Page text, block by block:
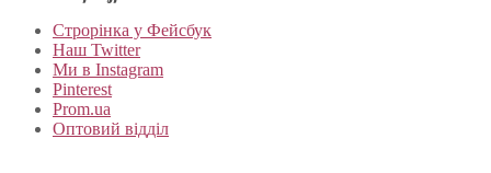
Строрінка у Фейсбук
Наш Twitter
Ми в Instagram
Pinterest
Prom.ua
Оптовий відділ